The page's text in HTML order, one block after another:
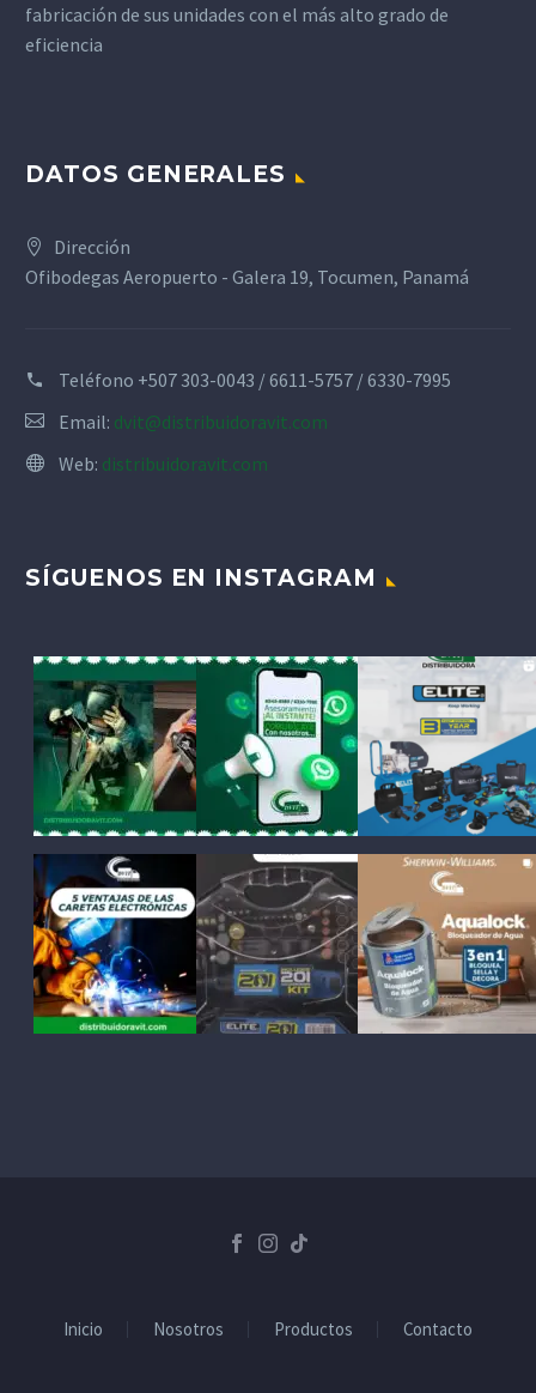
fabricación de sus unidades con el más alto grado de
eficiencia
DATOS GENERALES
Dirección
Ofibodegas Aeropuerto - Galera 19, Tocumen, Panamá
Teléfono +507 303-0043 / 6611-5757 / 6330-7995
Email: dvit@distribuidoravit.com
Web: distribuidoravit.com
SÍGUENOS EN INSTAGRAM
Inicio Nosotros Productos Contacto